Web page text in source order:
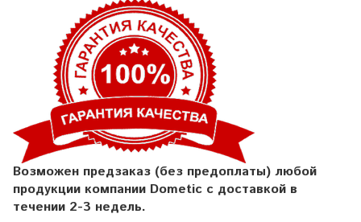
Возможен предзаказ (без предоплаты) любой
продукции компании Dometic с доставкой в
течении 2-3 недель.